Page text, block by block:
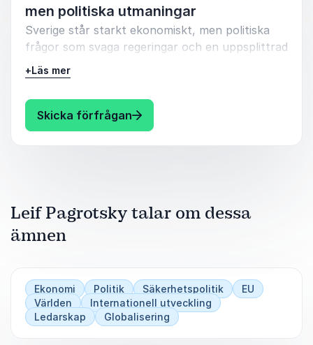
som omformar vår värld.
men politiska utmaningar
Sverige står starkt ekonomiskt, men politiska
frågor som svaga regeringar och en uppsplittrad
riksdag skapar osäkerhet.
utmaningar i en global kontext.
Hur påverkas vi av EU
En föreläsning som ger perspektiv på Sveriges
roll i den globala ekonomin och politiken.
+Läs mer
Skicka förfrågan: Leif Pagrotsky Sverige i
Leif Pagrotsky talar om dessa
ämnen
Ekonomi Politik Säkerhetspolitik
EU
Världen
Internationell utveckling
Ledarskap
Globalisering